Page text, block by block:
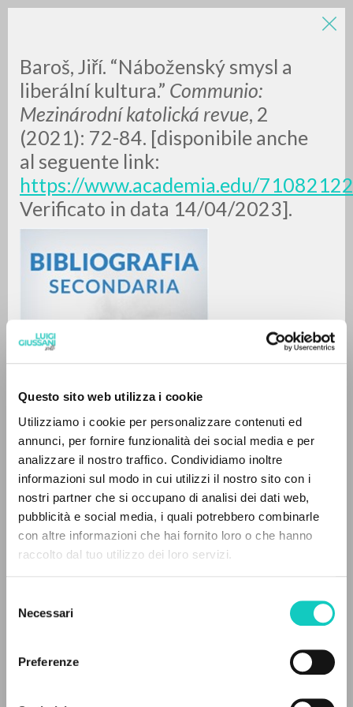
Questo sito web utilizza i cookie
Utilizziamo i cookie per personalizzare contenuti ed
annunci, per fornire funzionalità dei social media e per
analizzare il nostro traffico. Condividiamo inoltre
informazioni sul modo in cui utilizzi il nostro sito con i
nostri partner che si occupano di analisi dei dati web,
pubblicità e social media, i quali potrebbero combinarle
con altre informazioni che hai fornito loro o che hanno
raccolto dal tuo utilizzo dei loro servizi.
delNecessari
Preferenze
Baroš, Jiří. “Náboženský smysl a
liberální kultura.” Communio:
Mezinárodní katolická revue, 2
(2021): 72-84. [disponibile anche
al seguente link:
https://www.academia.edu/
Verificato in data 14/04/2023].
Baroš Jirí
Pages: 13
LUIGI
GIUSSANI
scritti
0RESULTS FOUND
MORE RESULTS